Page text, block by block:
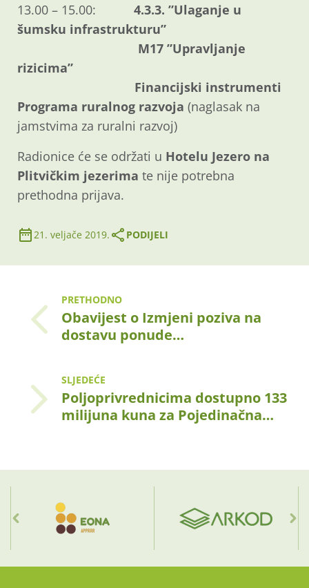
13.00 – 15.00: 4.3.3. ”Ulaganje u
šumsku infrastrukturu”
M17 ”Upravljanje
rizicima”
Financijski instrumenti
Programa ruralnog razvoja (naglasak na
jamstvima za ruralni razvoj)
Radionice će se održati u Hotelu Jezero na
Plitvičkim jezerima te nije potrebna
prethodna prijava.
21. veljače 2019. PODIJELI
PRETHODNO
Obavijest o Izmjeni poziva na
dostavu ponude…
SLJEDEĆE
Poljoprivrednicima dostupno 133
milijuna kuna za Pojedinačna…